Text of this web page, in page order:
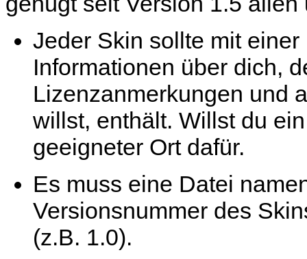
Jeder Skin sollte mit einer
Informationen über dich,
Lizenzanmerkungen und
willst, enthält. Willst du
geeigneter Ort dafür.
Es muss eine Datei
Versionsnummer des
(z.B. 1.0).